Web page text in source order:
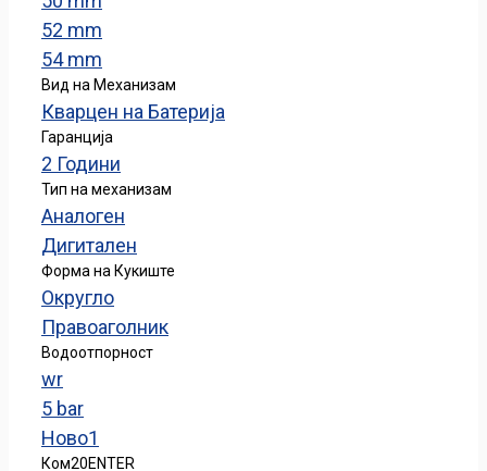
52 mm
54 mm
Вид на Механизам
Кварцен на Батерија
Гаранција
2 Години
Тип на механизам
Аналоген
Дигитален
Форма на Кукиште
Округло
Правоаголник
Водоотпорност
wr
5 bar
Ново1
Ком20ENTER